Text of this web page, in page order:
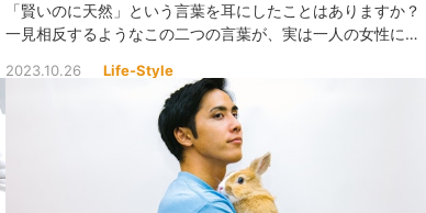
「賢いのに天然」という言葉を耳にしたことはありますか？
一見相反するようなこの二つの言葉が、実は一人の女性に共
女性の魅力や特徴、そして彼女たちが持つ独特の世界観につ
いて深掘りしていきます。一緒にその魅力を探ってみましょ
2023.10.26 Life-Style